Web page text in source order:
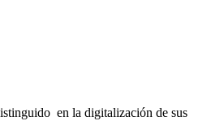
en la digitalización de sus